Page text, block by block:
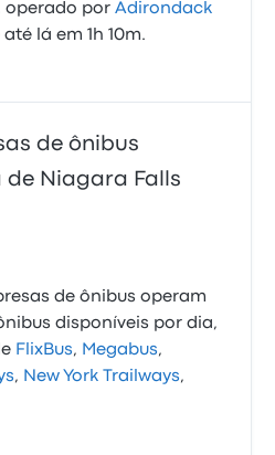
operado porAdirondack
lá em 1h 10m.
de ônibus
Niagara Falls
de ônibus operam
disponíveis por dia,
FlixBus, Megabus,
, New York Trailways,